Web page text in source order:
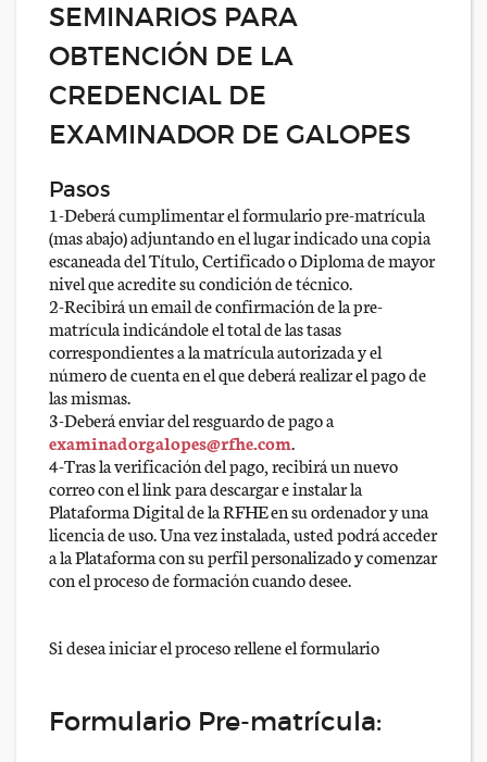
SEMINARIOS PARA
OBTENCIÓN DE LA
CREDENCIAL DE
EXAMINADOR DE GALOPES
Pasos
1-Deberá cumplimentar el formulario pre-matrícula
(mas abajo) adjuntando en el lugar indicado una copia
escaneada del Título, Certificado o Diploma de mayor
nivel que acredite su condición de técnico.
2-Recibirá un email de confirmación de la pre-
matrícula indicándole el total de las tasas
correspondientes a la matrícula autorizada y el
número de cuenta en el que deberá realizar el pago de
las mismas.
3-Deberá enviar del resguardo de pago a
examinadorgalopes@rfhe.com.
4-Tras la verificación del pago, recibirá un nuevo
correo con el link para descargar e instalar la
Plataforma Digital de la RFHE en su ordenador y una
licencia de uso. Una vez instalada, usted podrá acceder
a la Plataforma con su perfil personalizado y comenzar
con el proceso de formación cuando desee.
Si desea iniciar el proceso rellene el formulario
Formulario Pre-matrícula: